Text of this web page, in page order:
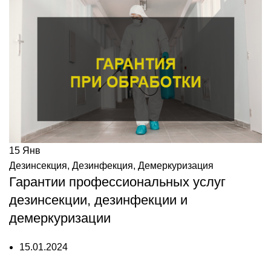
15 Янв
Дезинсекция, Дезинфекция, Демеркуризация
Гарантии профессиональных услуг
дезинсекции, дезинфекции и
демеркуризации
15.01.2024